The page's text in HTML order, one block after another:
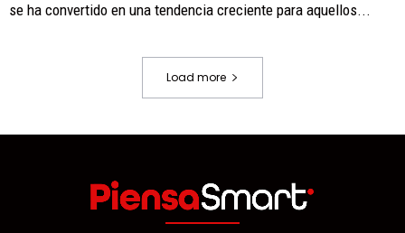
se ha convertido en una tendencia creciente para aquellos...
Load more